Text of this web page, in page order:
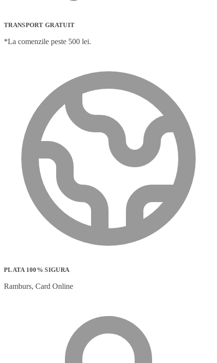
TRANSPORT GRATUIT
*La comenzile peste 500 lei.
PLATA 100% SIGURA
Ramburs, Card Online